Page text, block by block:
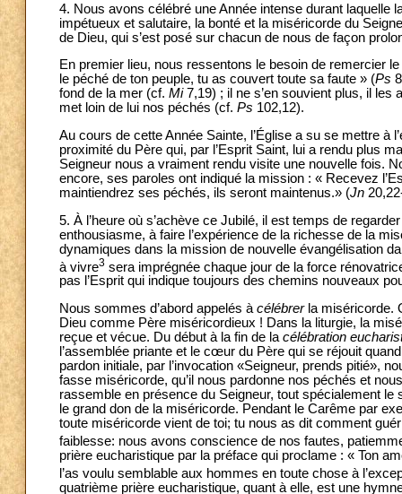
4. Nous avons célébré une Année intense durant laquelle
impétueux et salutaire, la bonté et la miséricorde du
de Dieu, qui s’est posé sur chacun de nous de façon
En premier lieu, nous ressentons le besoin de remercier
le péché de ton peuple, tu as couvert toute sa faute » (Ps
fond de la mer (cf. Mi7,19) ; il ne s’en souvient plus, il les
met loin de lui nos péchés (cf. Ps 102,12).
Au cours de cette Année Sainte, l’Église a su se mettre à
proximité du Père qui, par l’Esprit Saint, lui a rendu plus
Seigneur nous a vraiment rendu visite une nouvelle fois.
encore, ses paroles ont indiqué la mission : « Recevez
maintiendrez ses péchés, ils seront maintenus.» (Jn
5. À l’heure où s’achève ce Jubilé, il est temps de
enthousiasme, à faire l’expérience de la richesse de la
dynamiques dans la mission de nouvelle évangélisation
à vivre3 sera imprégnée chaque jour de la force
pas l’Esprit qui indique toujours des chemins nouveaux
Nous sommes d’abord appelés à célébrer la miséricorde.
Dieu comme Père miséricordieux ! Dans la liturgie, la
reçue et vécue. Du début à la fin de la célébration
l’assemblée priante et le cœur du Père qui se réjouit
pardon initiale, par l’invocation «Seigneur, prends pitié»,
fasse miséricorde, qu’il nous pardonne nos péchés et
rassemble en présence du Seigneur, tout spécialement
le grand don de la miséricorde. Pendant le Carême par
toute miséricorde vient de toi; tu nous as dit comment
faiblesse: nous avons conscience de nos fautes,
prière eucharistique par la préface qui proclame : « Ton
l’as voulu semblable aux hommes en toute chose à
quatrième prière eucharistique, quant à elle, est une